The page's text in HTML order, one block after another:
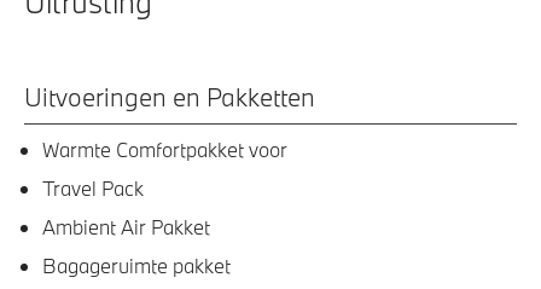
Uitvoeringen en Pakketten
Warmte Comfortpakket voor
Travel Pack
Ambient Air Pakket
Bagageruimte pakket